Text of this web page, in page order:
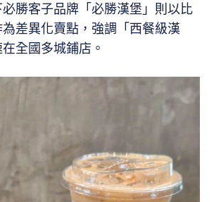
勝客子品牌「必勝漢堡」則以比
差異化賣點，強調「西餐級漢
全國多城鋪店。